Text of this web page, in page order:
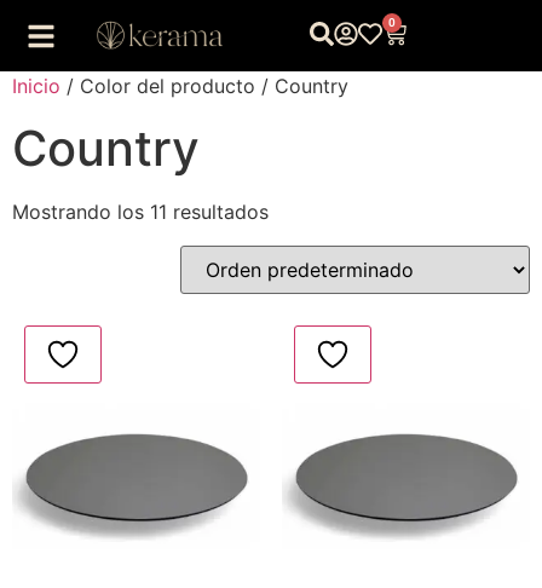
0
Inicio / Color del producto / Country
Country
Mostrando los 11 resultados